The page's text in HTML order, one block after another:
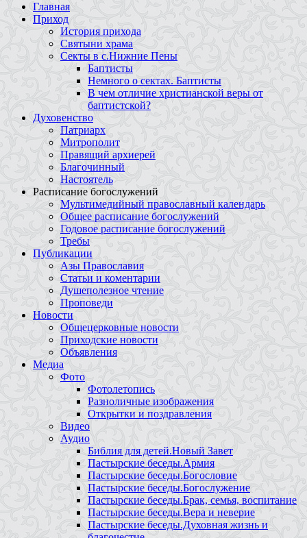
Главная
Приход
История прихода
Святыни храма
Секты в с.Нижние Пены
Баптисты
Немного о сектах. Баптисты
В чем отличие христианской веры от
баптистской?
Духовенство
Патриарх
Митрополит
Правящий архиерей
Благочинный
Настоятель
Расписание богослужений
Мультимедийный православный календарь
Общее расписание богослужений
Годовое расписание богослужений
Требы
Публикации
Азы Православия
Статьи и коментарии
Душеполезное чтение
Проповеди
Новости
Общецерковные новости
Приходские новости
Объявления
Медиа
Фото
Фотолетопись
Разноличные изображения
Открытки и поздравления
Видео
Аудио
Библия для детей.Новый Завет
Пастырские беседы.Армия
Пастырские беседы.Богословие
Пастырские беседы.Богослужение
Пастырские беседы.Брак, семья, воспитание
Пастырские беседы.Вера и неверие
Пастырские беседы.Духовная жизнь и